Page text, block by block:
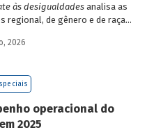
às desigualdadesanalisa as
regional, de gênero e de raça,
de renda no Brasil, no
2026
operacional do
2025